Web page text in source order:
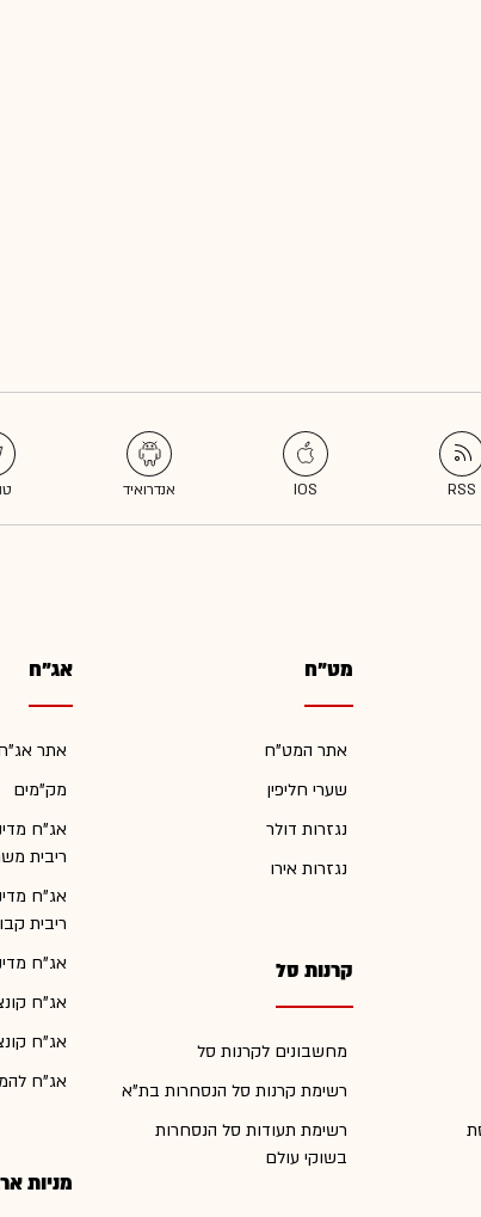
מט"ח
אתר המט"ח
שערי חליפין
נגזרות דולר
נגזרות אירו
קרנות סל
מחשבונים לקרנות סל
רשימת קרנות סל הנסחרות בת"א
רשימת תעודות סל הנסחרות
בשוקי עולם
אג"ח
אתר
מק"מים
אג"ח
ריבית
אג"ח
ריבית
אג"ח
אג"ח
אג"ח
אג"ח
מניות